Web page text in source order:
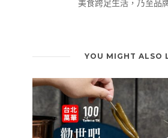
美食跨足生活，乃至品
YOU MIGHT ALSO